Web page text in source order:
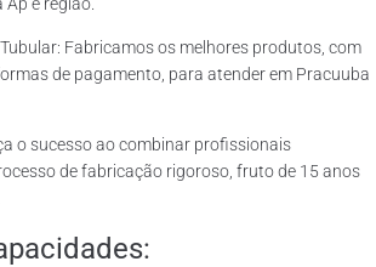
Fabricamos os melhores produtos, com
de pagamento, para atender em Pracuuba
o sucesso ao combinar profissionais
de fabricação rigoroso, fruto de 15 anos